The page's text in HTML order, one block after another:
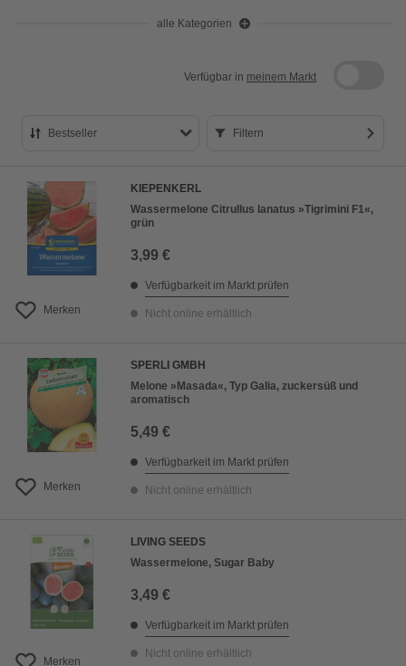
alle Kategorien
Verfügbar in meinem Markt
Bestseller
Preis aufsteigend
Preis absteigend
Bewertung
Filtern
Merken
KIEPENKERL
Wassermelone Citrullus lanatus »Tigrimini F1«,
grün
3,99 €
Verfügbarkeit im Markt prüfen
Nicht online erhältlich
Merken
SPERLI GMBH
Melone »Masada«, Typ Galia, zuckersüß und
aromatisch
5,49 €
Verfügbarkeit im Markt prüfen
Nicht online erhältlich
Merken
LIVING SEEDS
Wassermelone, Sugar Baby
3,49 €
Verfügbarkeit im Markt prüfen
Nicht online erhältlich